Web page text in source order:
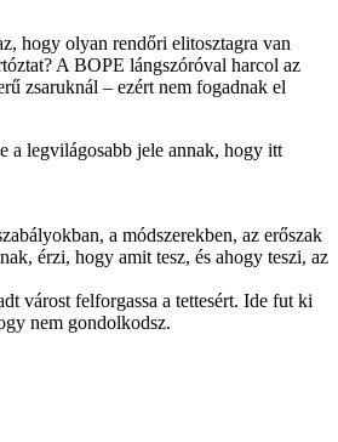
hogy olyan rendőri elitosztagra van
A BOPE lángszóróval harcol az
zsaruknál – ezért nem fogadnak el
a legvilágosabb jele annak, hogy itt
a módszerekben, az erőszak
érzi, hogy amit tesz, és ahogy teszi, az
várost felforgassa a tettesért. Ide fut ki
nem gondolkodsz.